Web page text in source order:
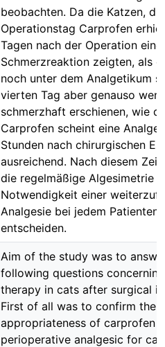
beobachten. Da die Katzen,
Operationstag Carprofen
Tagen nach der Operation
Schmerzreaktion zeigten, als
noch unter dem Analgetikum
vierten Tag aber genauso
schmerzhaft erschienen, wie
Carprofen scheint eine
Stunden nach chirurgischen
ausreichend. Nach diesem
die regelmäßige Algesimetrie
Notwendigkeit einer
Analgesie bei jedem Patienten
entscheiden.
Aim of the study was to
following questions
therapy in cats after surgical
First of all was to confirm the
appropriateness of carprofen
perioperative analgesic for